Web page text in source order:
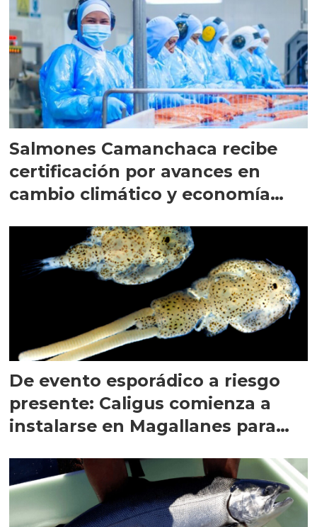
Salmones Camanchaca recibe
certificación por avances en
cambio climático y economía
De evento esporádico a riesgo
presente: Caligus comienza a
instalarse en Magallanes para